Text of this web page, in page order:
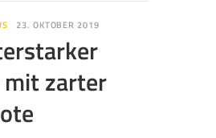
23. OKTOBER 2019
zarter